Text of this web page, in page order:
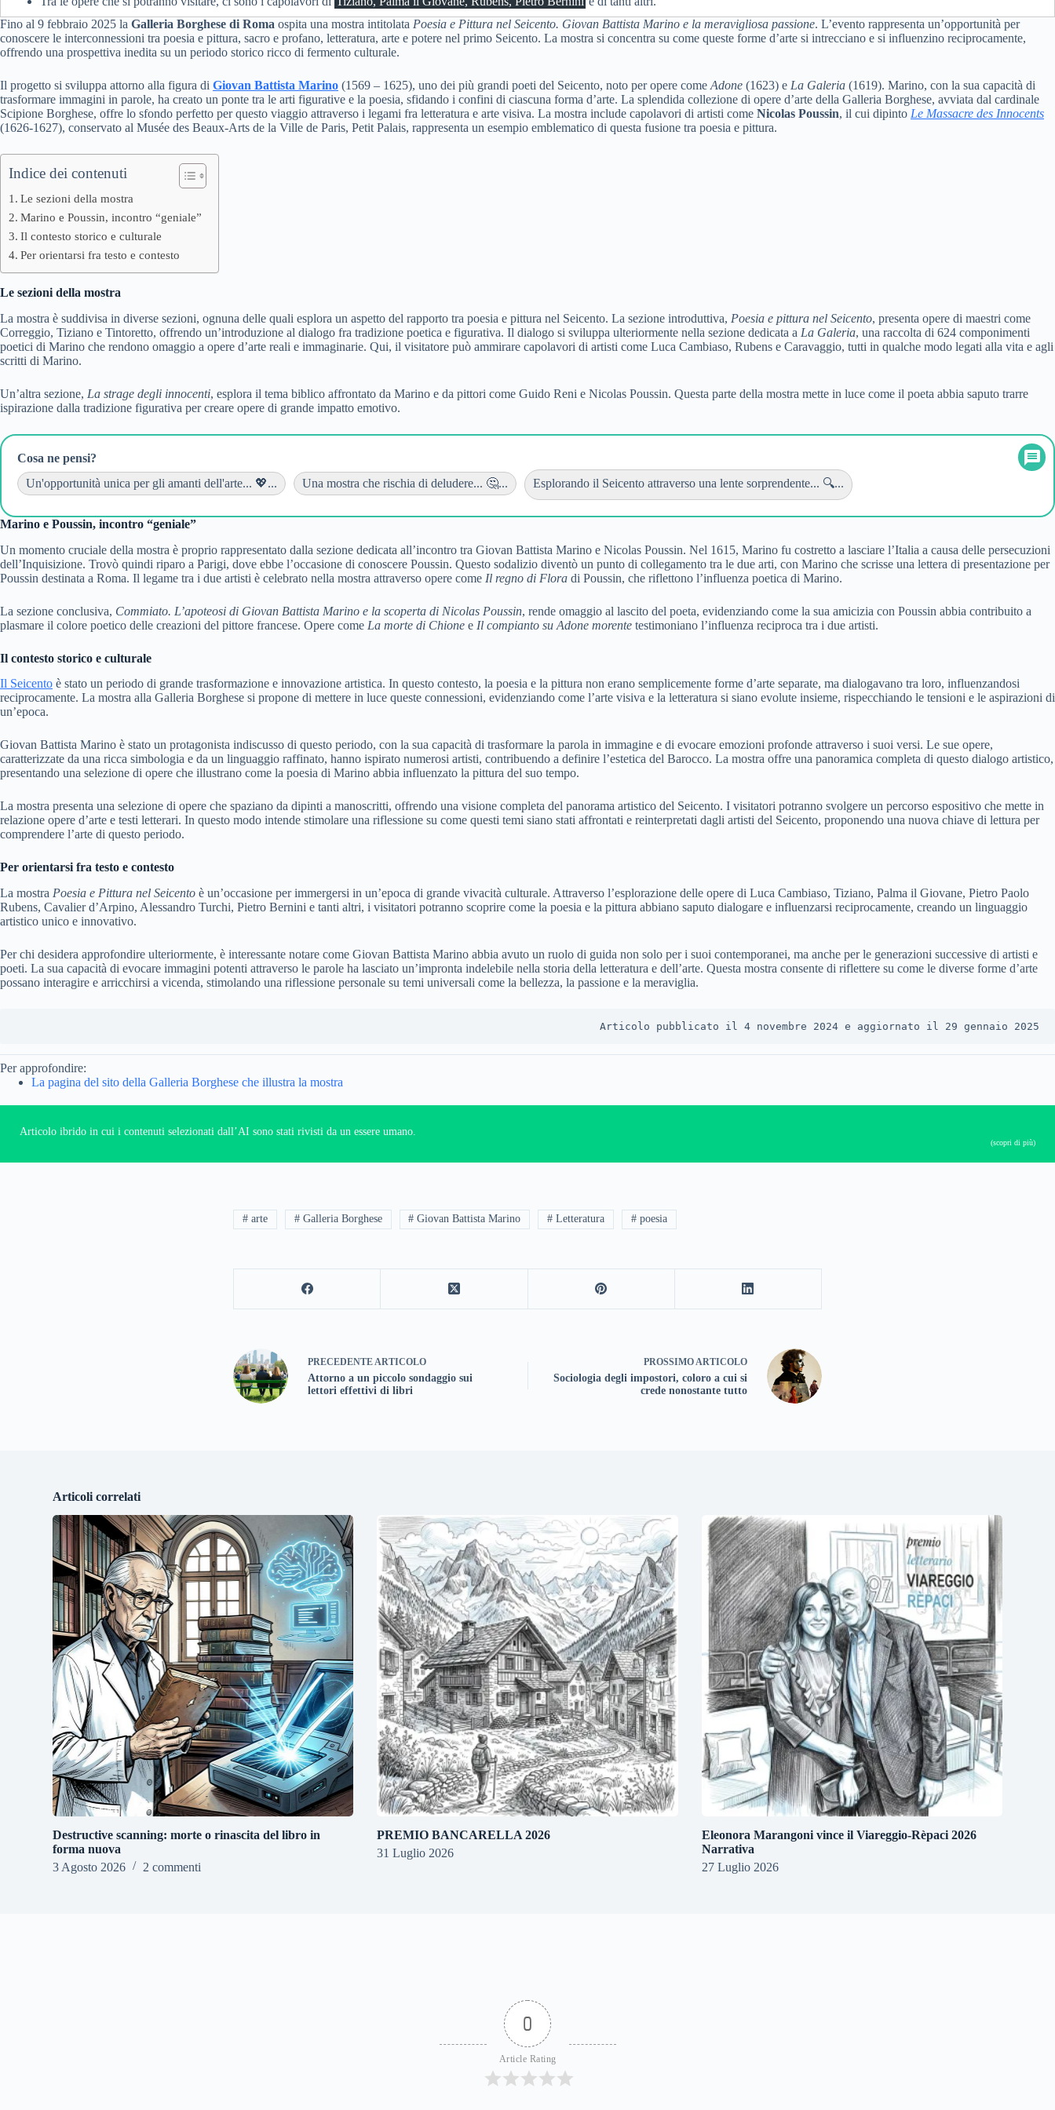
Fino al 9 febbraio 2025 la Galleria Borghese di Roma ospita una mostra intitolata Poesia e Pittura nel Seicento. Giovan Battista Marino e la meravigliosa passione. L’evento rappresenta un’opportunità per
conoscere le interconnessioni tra poesia e pittura, sacro e profano, letteratura, arte e potere nel primo Seicento. La mostra si concentra su come queste forme d’arte si intrecciano e si influenzino reciprocamente,
offrendo una prospettiva inedita su un periodo storico ricco di fermento culturale.
Il progetto si sviluppa attorno alla figura di Giovan Battista Marino (1569 – 1625), uno dei più grandi poeti del Seicento, noto per opere come Adone (1623) e La Galeria (1619). Marino, con la sua capacità di
trasformare immagini in parole, ha creato un ponte tra le arti figurative e la poesia, sfidando i confini di ciascuna forma d’arte. La splendida collezione di opere d’arte della Galleria Borghese, avviata dal cardinale
Scipione Borghese, offre lo sfondo perfetto per questo viaggio attraverso i legami fra letteratura e arte visiva. La mostra include capolavori di artisti come Nicolas Poussin, il cui dipinto Le Massacre des Innocents
(1626-1627), conservato al Musée des Beaux-Arts de la Ville de Paris, Petit Palais, rappresenta un esempio emblematico di questa fusione tra poesia e pittura.
Indice dei contenuti
Le sezioni della mostra
Marino e Poussin, incontro “geniale”
Il contesto storico e culturale
Per orientarsi fra testo e contesto
Le sezioni della mostra
La mostra è suddivisa in diverse sezioni, ognuna delle quali esplora un aspetto del rapporto tra poesia e pittura nel Seicento. La sezione introduttiva, Poesia e pittura nel Seicento, presenta opere di maestri come
Correggio, Tiziano e Tintoretto, offrendo un’introduzione al dialogo fra tradizione poetica e figurativa. Il dialogo si sviluppa ulteriormente nella sezione dedicata a La Galeria, una raccolta di 624 componimenti
poetici di Marino che rendono omaggio a opere d’arte reali e immaginarie. Qui, il visitatore può ammirare capolavori di artisti come Luca Cambiaso, Rubens e Caravaggio, tutti in qualche modo legati alla vita e agli
scritti di Marino.
Un’altra sezione, La strage degli innocenti, esplora il tema biblico affrontato da Marino e da pittori come Guido Reni e Nicolas Poussin. Questa parte della mostra mette in luce come il poeta abbia saputo trarre
ispirazione dalla tradizione figurativa per creare opere di grande impatto emotivo.
Cosa ne pensi?
Un'opportunità unica per gli amanti dell'arte... 💖...
Una mostra che rischia di deludere... 🤔... Esplorando il Seicento attraverso una lente sorprendente... 🔍...
Marino e Poussin, incontro “geniale”
Un momento cruciale della mostra è proprio rappresentato dalla sezione dedicata all’incontro tra Giovan Battista Marino e Nicolas Poussin. Nel 1615, Marino fu costretto a lasciare l’Italia a causa delle persecuzioni
dell’Inquisizione. Trovò quindi riparo a Parigi, dove ebbe l’occasione di conoscere Poussin. Questo sodalizio diventò un punto di collegamento tra le due arti, con Marino che scrisse una lettera di presentazione per
Poussin destinata a Roma. Il legame tra i due artisti è celebrato nella mostra attraverso opere come Il regno di Flora di Poussin, che riflettono l’influenza poetica di Marino.
La sezione conclusiva, Commiato. L’apoteosi di Giovan Battista Marino e la scoperta di Nicolas Poussin, rende omaggio al lascito del poeta, evidenziando come la sua amicizia con Poussin abbia contribuito a
plasmare il colore poetico delle creazioni del pittore francese. Opere come La morte di Chione e Il compianto su Adone morente testimoniano l’influenza reciproca tra i due artisti.
Il contesto storico e culturale
Il Seicento è stato un periodo di grande trasformazione e innovazione artistica. In questo contesto, la poesia e la pittura non erano semplicemente forme d’arte separate, ma dialogavano tra loro, influenzandosi
reciprocamente. La mostra alla Galleria Borghese si propone di mettere in luce queste connessioni, evidenziando come l’arte visiva e la letteratura si siano evolute insieme, rispecchiando le tensioni e le aspirazioni di
un’epoca.
Giovan Battista Marino è stato un protagonista indiscusso di questo periodo, con la sua capacità di trasformare la parola in immagine e di evocare emozioni profonde attraverso i suoi versi. Le sue opere,
caratterizzate da una ricca simbologia e da un linguaggio raffinato, hanno ispirato numerosi artisti, contribuendo a definire l’estetica del Barocco. La mostra offre una panoramica completa di questo dialogo artistico,
presentando una selezione di opere che illustrano come la poesia di Marino abbia influenzato la pittura del suo tempo.
La mostra presenta una selezione di opere che spaziano da dipinti a manoscritti, offrendo una visione completa del panorama artistico del Seicento. I visitatori potranno svolgere un percorso espositivo che mette in
relazione opere d’arte e testi letterari. In questo modo intende stimolare una riflessione su come questi temi siano stati affrontati e reinterpretati dagli artisti del Seicento, proponendo una nuova chiave di lettura per
comprendere l’arte di questo periodo.
Per orientarsi fra testo e contesto
La mostra Poesia e Pittura nel Seicento è un’occasione per immergersi in un’epoca di grande vivacità culturale. Attraverso l’esplorazione delle opere di Luca Cambiaso, Tiziano, Palma il Giovane, Pietro Paolo
Rubens, Cavalier d’Arpino, Alessandro Turchi, Pietro Bernini e tanti altri, i visitatori potranno scoprire come la poesia e la pittura abbiano saputo dialogare e influenzarsi reciprocamente, creando un linguaggio
artistico unico e innovativo.
Per chi desidera approfondire ulteriormente, è interessante notare come Giovan Battista Marino abbia avuto un ruolo di guida non solo per i suoi contemporanei, ma anche per le generazioni successive di artisti e
poeti. La sua capacità di evocare immagini potenti attraverso le parole ha lasciato un’impronta indelebile nella storia della letteratura e dell’arte. Questa mostra consente di riflettere su come le diverse forme d’arte
possano interagire e arricchirsi a vicenda, stimolando una riflessione personale su temi universali come la bellezza, la passione e la meraviglia.
Articolo pubblicato il 4 novembre 2024 e aggiornato il 29 gennaio 2025
Per approfondire:
La pagina del sito della Galleria Borghese che illustra la mostra
Articolo ibrido in cui i contenuti selezionati dall’AI sono stati rivisti da un essere umano.
(scopri di più)
# arte # Galleria Borghese # Giovan Battista Marino # Letteratura # poesia
PRECEDENTEARTICOLO
Attorno a un piccolo sondaggio sui
lettori effettivi di libri
PROSSIMOARTICOLO
Sociologia degli impostori, coloro a cui si
crede nonostante tutto
Articoli correlati
Destructive scanning: morte o rinascita del libro in
forma nuova
3 Agosto 2026
2 commenti
PREMIO BANCARELLA 2026
31 Luglio 2026
Eleonora Marangoni vince il Viareggio-Rèpaci 2026
Narrativa
27 Luglio 2026
0
Article Rating